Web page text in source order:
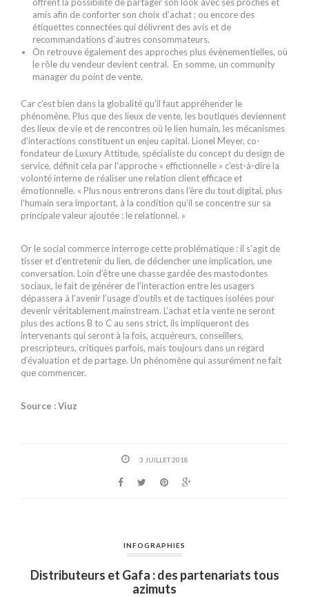
offrent la possibilité de partager son look avec ses proches et
amis afin de conforter son choix d’achat ; ou encore des
étiquettes connectées qui délivrent des avis et de
recommandations d’autres consommateurs.
On retrouve également des approches plus évènementielles, où
le rôle du vendeur devient central. En somme, un community
manager du point de vente.
Car c’est bien dans la globalité qu’il faut appréhender le
phénomène. Plus que des lieux de vente, les boutiques deviennent
des lieux de vie et de rencontres où le lien humain, les mécanismes
d’interactions constituent un enjeu capital. Lionel Meyer, co-
fondateur de Luxury Attitude, spécialiste du concept du design de
service, définit cela par l’approche « effictionnelle » c’est-à-dire la
volonté interne de réaliser une relation client efficace et
émotionnelle. « Plus nous entrerons dans l’ère du tout digital, plus
l’humain sera important, à la condition qu’il se concentre sur sa
principale valeur ajoutée : le relationnel. »
Or le social commerce interroge cette problématique : il s’agit de
tisser et d’entretenir du lien, de déclencher une implication, une
conversation. Loin d’être une chasse gardée des mastodontes
sociaux, le fait de générer de l’interaction entre les usagers
dépassera à l’avenir l’usage d’outils et de tactiques isolées pour
devenir véritablement mainstream. L’achat et la vente ne seront
plus des actions B to C au sens strict, ils impliqueront des
intervenants qui seront à la fois, acquéreurs, conseillers,
prescripteurs, critiques parfois, mais toujours dans un regard
d’évaluation et de partage. Un phénomène qui assurément ne fait
que commencer.
Source : Viuz
3 JUILLET 2018
INFOGRAPHIES
Distributeurs et Gafa : des partenariats tous
azimuts